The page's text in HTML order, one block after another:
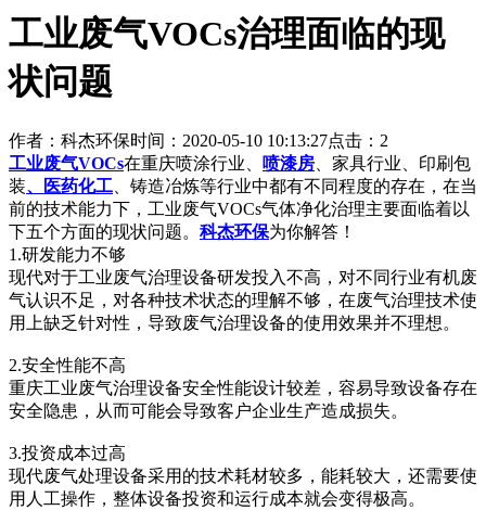
工业废气VOCs治理面临的现
状问题
作者：科杰环保时间：2020-05-10 10:13:27点击：2
工业废气VOCs在重庆喷涂行业、 喷漆房 、家具行业、印刷包
装、医药化工 、铸造冶炼等行业中都有不同程度的存在，在当
前的技术能力下，工业废气VOCs气体净化治理主要面临着以
下五个方面的现状问题。 科杰环保为你解答！
1.研发能力不够
现代对于工业废气治理设备研发投入不高，对不同行业有机废
气认识不足，对各种技术状态的理解不够，在废气治理技术使
用上缺乏针对性，导致废气治理设备的使用效果并不理想。
2.安全性能不高
重庆工业废气治理设备安全性能设计较差，容易导致设备存在
安全隐患，从而可能会导致客户企业生产造成损失。
3.投资成本过高
现代废气处理设备采用的技术耗材较多，能耗较大，还需要使
用人工操作，整体设备投资和运行成本就会变得极高。